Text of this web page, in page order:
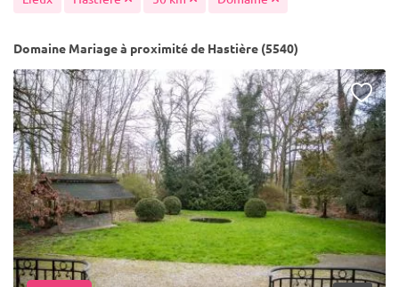
Domaine Mariage à proximité de Hastière (5540)